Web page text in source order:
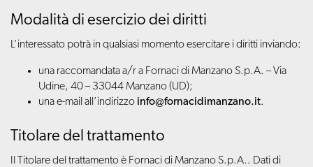
Modalità di esercizio dei diritti
L’interessato potrà in qualsiasi momento esercitare i diritti inviando:
una raccomandata a/r a Fornaci di Manzano S.p.A. – Via
Udine, 40 – 33044 Manzano (UD);
una e-mail all’indirizzo info@fornacidimanzano.it.
Titolare del trattamento
Il Titolare del trattamento è Fornaci di Manzano S.p.A.. Dati di